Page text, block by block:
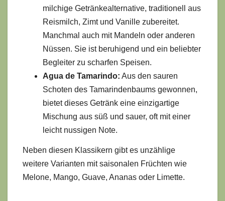
milchige Getränkealternative, traditionell aus
Reismilch, Zimt und Vanille zubereitet.
Manchmal auch mit Mandeln oder anderen
Nüssen. Sie ist beruhigend und ein beliebter
Begleiter zu scharfen Speisen.
Agua de Tamarindo: Aus den sauren
Schoten des Tamarindenbaums gewonnen,
bietet dieses Getränk eine einzigartige
Mischung aus süß und sauer, oft mit einer
leicht nussigen Note.
Neben diesen Klassikern gibt es unzählige
weitere Varianten mit saisonalen Früchten wie
Melone, Mango, Guave, Ananas oder Limette.